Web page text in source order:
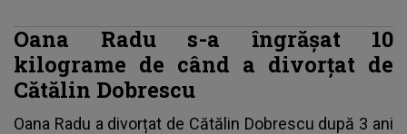
Oana Radu s-a îngrășat 10
kilograme de când a divorțat de
Cătălin Dobrescu
Oana Radu a divorțat de Cătălin Dobrescu după 3 ani